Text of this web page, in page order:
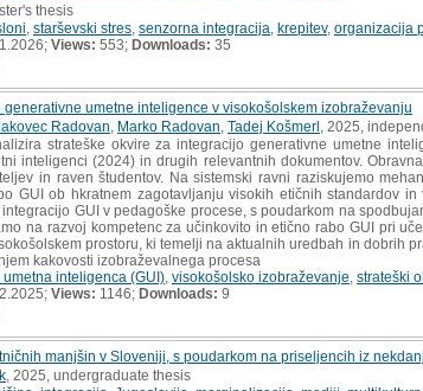
thesis
starševski stres senzorna integracija krepitev, organizacija
Views: 553; Downloads: 35
umetne inteligence v visokošolskem izobraževanju
Radovan Marko Radovan Tadej Košmerl , 2025,
strateške okvire za integracijo generativne umetne
inteligenci (2024) in drugih relevantnih dokumentov.
in raven študentov. Na sistemski ravni raziskujemo
GUI ob hkratnem zagotavljanju visokih etičnih standardov
GUI v pedagoške procese, s poudarkom na
na razvoj kompetenc za učinkovito in etično rabo GUI pri
prostoru, ki temelji na aktualnih uredbah in dobrih
kakovosti izobraževalnega procesa
inteligenca (GUI) visokošolsko izobraževanje strateški
Views: 1146; Downloads: 9
manjšin v Sloveniji, s poudarkom na priseljencih iz
, 2025, undergraduate thesis